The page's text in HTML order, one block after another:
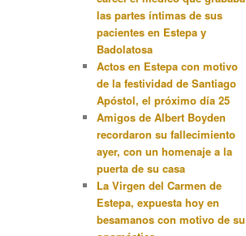
las partes íntimas de sus
pacientes en Estepa y
Badolatosa
Actos en Estepa con motivo
de la festividad de Santiago
Apóstol, el próximo día 25
Amigos de Albert Boyden
recordaron su fallecimiento
ayer, con un homenaje a la
puerta de su casa
La Virgen del Carmen de
Estepa, expuesta hoy en
besamanos con motivo de su